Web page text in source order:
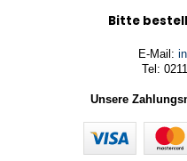
Bitte
E-Mail:
Tel:
Unsere